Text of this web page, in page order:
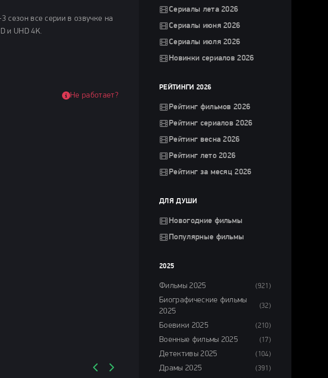
сезон все серии в озвучке на
и UHD 4K.
Не работает?
Сериалы лета 2026
Сериалы июня 2026
Сериалы июля 2026
Новинки сериалов 2026
РЕЙТИНГИ 2026
Рейтинг фильмов 2026
Рейтинг сериалов 2026
Рейтинг весна 2026
Рейтинг лето 2026
Рейтинг за месяц 2026
ДЛЯ ДУШИ
Новогодние фильмы
Популярные фильмы
2025
Фильмы 2025 (921)
Биографические фильмы
2025
(32)
Боевики 2025 (210)
Военные фильмы 2025 (17)
Детективы 2025 (104)
Драмы 2025 (391)